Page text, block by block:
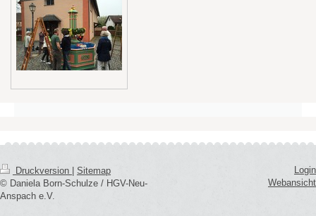
Druckversion
Sitemap
© Daniela Born-Schulze / HGV-Neu-
Anspach e.V.
Login
Webansicht